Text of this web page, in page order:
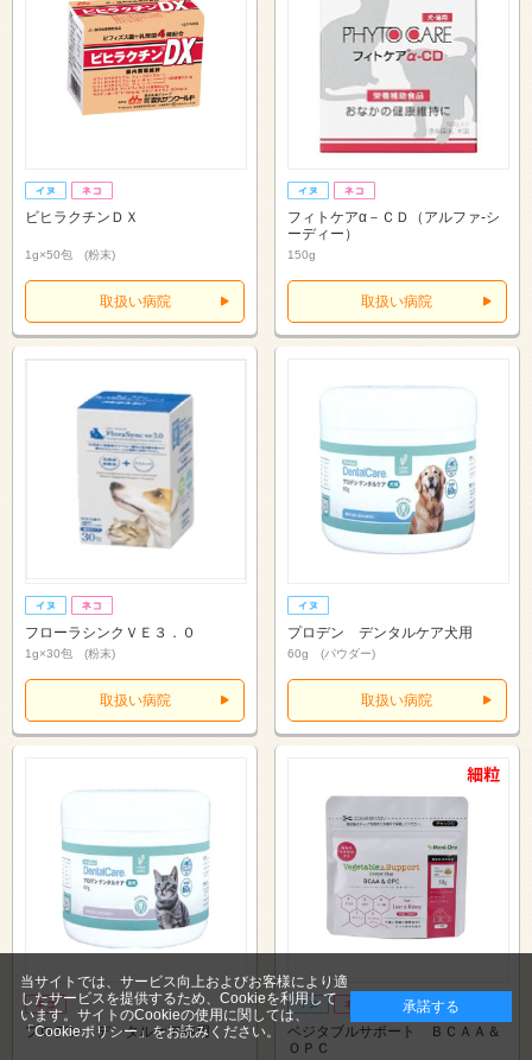
ビヒラクチンＤＸ
1g×50包 (粉末)
取扱い病院
フィトケアα－ＣＤ（アルファ‐シ
ーディー）
150g
取扱い病院
フローラシンクＶＥ３．０
1g×30包 (粉末)
取扱い病院
プロデン デンタルケア犬用
60g (パウダー)
取扱い病院
プロデン デンタルケア猫用
ベジタブルサポート ＢＣＡＡ＆
ＯＰＣ
当サイトでは、サービス向上およびお客様により適
したサービスを提供するため、Cookieを利用して
います。サイトのCookieの使用に関しては、
「Cookieポリシー」をお読みください。
承諾する